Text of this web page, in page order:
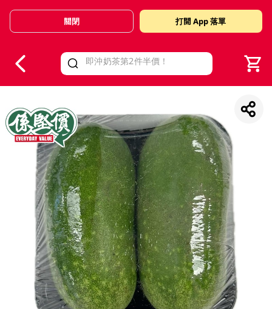
Valid Until 30 June 2026
關閉 打開 App 落單